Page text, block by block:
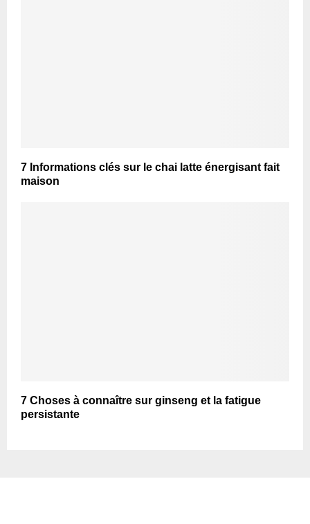
7 Informations clés sur le chai latte énergisant fait
maison
7 Choses à connaître sur ginseng et la fatigue
persistante